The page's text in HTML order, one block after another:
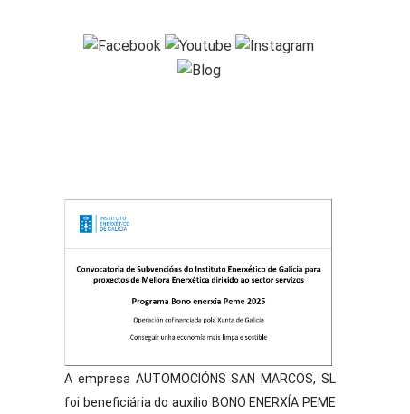
A empresa AUTOMOCIÓNS SAN MARCOS, SL
foi beneficiária do auxílio BONO ENERXÍA PEME